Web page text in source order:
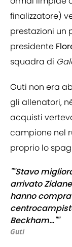
finalizzatore)
prestazioni un
presidente
squadra di
Guti non era
gli allenatori,
acquisti
campione nel
proprio lo
""Stavo
arrivato
hanno
Beckham…""
Guti